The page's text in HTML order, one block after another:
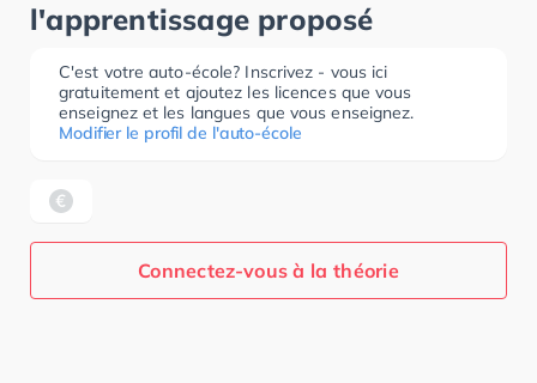
l'apprentissage proposé
C'est votre auto-école? Inscrivez - vous ici
gratuitement et ajoutez les licences que vous
enseignez et les langues que vous enseignez.
Modifier le profil de l'auto-école
Connectez-vous à la théorie